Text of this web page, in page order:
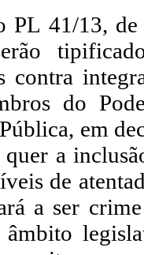
PL 41/13,
contra
do
em
a
de
a ser